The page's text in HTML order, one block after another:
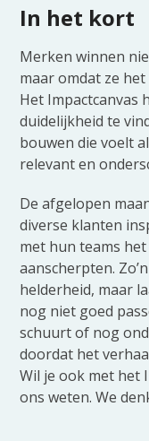
In het kort
Merken winnen
maar omdat ze
Het Impactcanvas
duidelijkheid te
bouwen die voelt
relevant en
De afgelopen
diverse klanten
met hun teams
aanscherpten.
helderheid, maar
nog niet goed
schuurt of nog
doordat het
Wil je ook met het
ons weten. We